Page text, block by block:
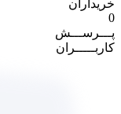
خریداران
0
پـــرســـش
کاربـــــران